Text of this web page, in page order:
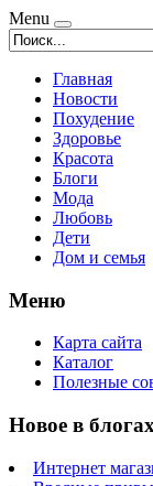
Menu
Главная
Новости
Похудение
Здоровье
Красота
Блоги
Мода
Любовь
Дети
Дом и семья
Меню
Карта сайта
Каталог
Полезные
Новое в блогах
Интернет